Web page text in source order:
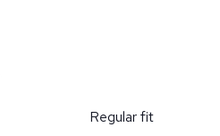
Regular fit